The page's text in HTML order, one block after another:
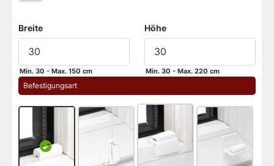
Breite
Min. 30 - Max. 150 cm
Höhe
Min. 30 - Max. 220 cm
Befestigungsart